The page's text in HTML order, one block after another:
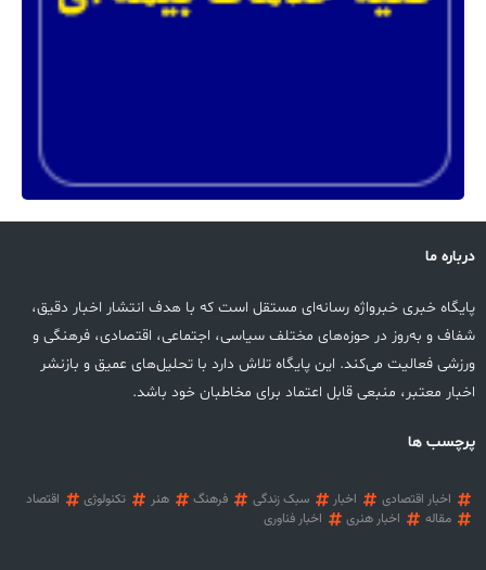
درباره ما
پایگاه خبری خبرواژه رسانه‌ای مستقل است که با هدف انتشار اخبار دقیق،
شفاف و به‌روز در حوزه‌های مختلف سیاسی، اجتماعی، اقتصادی، فرهنگی و
ورزشی فعالیت می‌کند. این پایگاه تلاش دارد با تحلیل‌های عمیق و بازنشر
اخبار معتبر، منبعی قابل اعتماد برای مخاطبان خود باشد.
پرچسب ها
اخبار اقتصادی اخبار سبک زندگی فرهنگ هنر تکنولوژی
اقتصاد
مقاله
اخبار هنری اخبار فناوری